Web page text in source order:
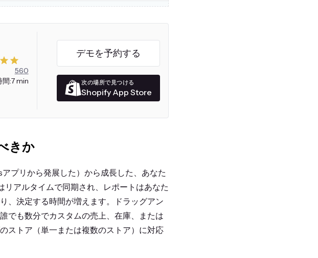
560
間:7 min
デモを予約する
次の場所で見つける
Shopify App Store
きか
プリから発展した）から成長した、あなた
アルタイムで同期され、レポートはあなた
、決定する時間が増えます。ドラッグアン
でも数分でカスタムの売上、在庫、または
ストア（単一または複数のストア）に対応